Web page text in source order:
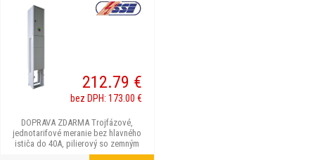
DOPRAVA ZDARMA Trojfázové,
jednotarifové meranie bez hlavného
ističa do 40A, pilierový so zemným
dielom,3 moduly káblové...
212.79 €
bez DPH: 173.00 €